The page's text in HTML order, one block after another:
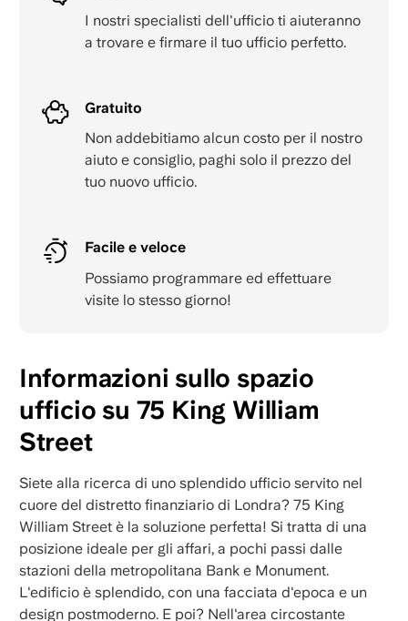
I nostri specialisti dell'ufficio ti aiuteranno
a trovare e firmare il tuo ufficio perfetto.
Gratuito
Non addebitiamo alcun costo per il nostro
aiuto e consiglio, paghi solo il prezzo del
tuo nuovo ufficio.
Facile e veloce
Possiamo programmare ed effettuare
visite lo stesso giorno!
Informazioni sullo spazio
ufficio su 75 King William
Street
Siete alla ricerca di uno splendido ufficio servito nel
cuore del distretto finanziario di Londra? 75 King
William Street è la soluzione perfetta! Si tratta di una
posizione ideale per gli affari, a pochi passi dalle
stazioni della metropolitana Bank e Monument.
L'edificio è splendido, con una facciata d'epoca e un
design postmoderno. E poi? Nell'area circostante